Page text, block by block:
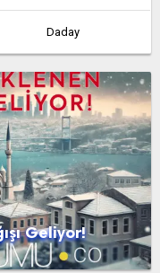
Daday
Doğanyurt
İnebolu
Mehmetler
Şahinçatı
Geliyor!